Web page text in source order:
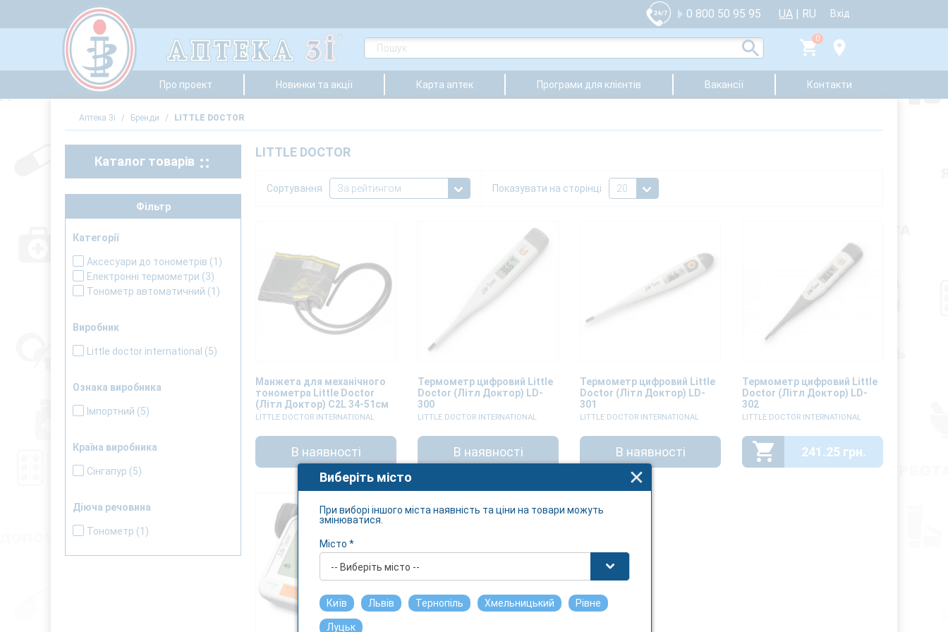
0 800 50 95 95 UA | RU Вхід
0
Про проект Новинки та акції Карта аптек Програми для клієнтів Вакансії Контакти
Аптека 3i / Бренди / LITTLE DOCTOR
Каталог товарів
Фільтр
Категорії
Аксесуари до тонометрів (1)
Електронні термометри (3)
Тонометр автоматичний (1)
Виробник
Little doctor international (5)
Ознака виробника
Імпортний (5)
Країна виробника
Сінгапур (5)
Діюча речовина
Тонометр (1)
LITTLE DOCTOR
Сортування Показувати на сторінці
Манжета для механічного
тонометра Little Doctor
(Літл Доктор) C2L 34-51см
бавовняна
LITTLE DOCTOR INTERNATIONAL
В наявності
Термометр цифровий Little
Doctor (Літл Доктор) LD-
300
LITTLE DOCTOR INTERNATIONAL
В наявності
Термометр цифровий Little
Doctor (Літл Доктор) LD-
301
LITTLE DOCTOR INTERNATIONAL
В наявності
Термометр цифровий Little
Doctor (Літл Доктор) LD-
302
LITTLE DOCTOR INTERNATIONAL
241.25 грн.
Виберіть місто
При виборі іншого міста наявність та ціни на товари можуть
змінюватися.
Місто *
-- Виберіть місто --
Київ Львів Тернопіль Хмельницький Рівне
Луцьк